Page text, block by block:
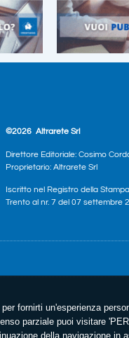
©2026 Altrarete Srl
Direttore Editoriale: Cosimo
Proprietario: Altrarete Srl
Iscritto nel Registro della
Trento al nr. 7 del 07 settembre
fornirti un'esperienza
parziale puoi visitare
della navigazione